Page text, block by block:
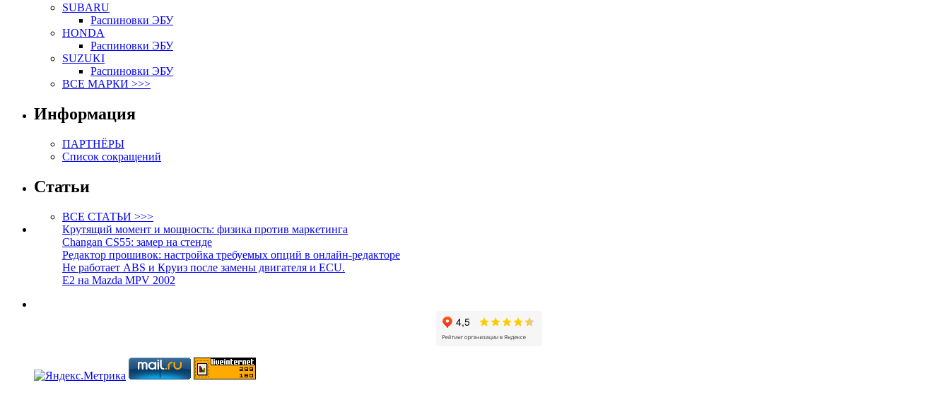
SUBARU
Распиновки ЭБУ
HONDA
Распиновки ЭБУ
SUZUKI
Распиновки ЭБУ
ВСЕ МАРКИ >>>
Информация
ПАРТНЁРЫ
Список сокращений
Статьи
ВСЕ СТАТЬИ >>>
Крутящий момент и мощность: физика против маркетинга
Changan CS55: замер на стенде
Редактор прошивок: настройка требуемых опций в онлайн-редакторе
Не работает ABS и Круиз после замены двигателя и ECU.
E2 на Mazda MPV 2002